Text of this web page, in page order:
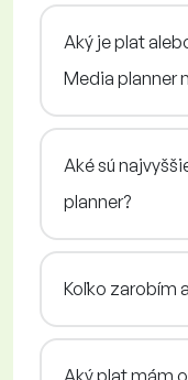
Aký je plat
Media planner
Aké sú
planner?
Koľko zarobím